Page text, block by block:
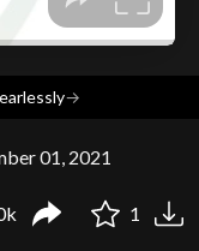
→
01, 2021
1